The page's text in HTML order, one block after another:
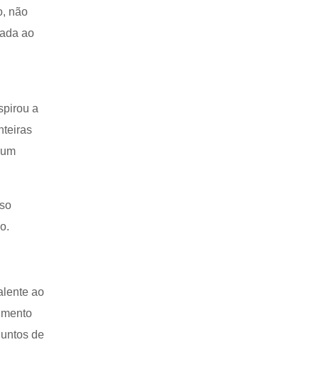
não
ao
a
ao
de